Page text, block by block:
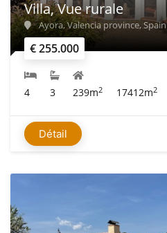
€ 255.000
Villa, Vue rurale
Ayora, Valencia province, Spain
4 3 239m2 17412m2
Détail